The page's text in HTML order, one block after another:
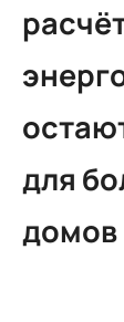
для
домов